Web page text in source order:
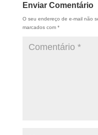
Enviar Comentário
O seu endereço de e-mail não
marcados com *